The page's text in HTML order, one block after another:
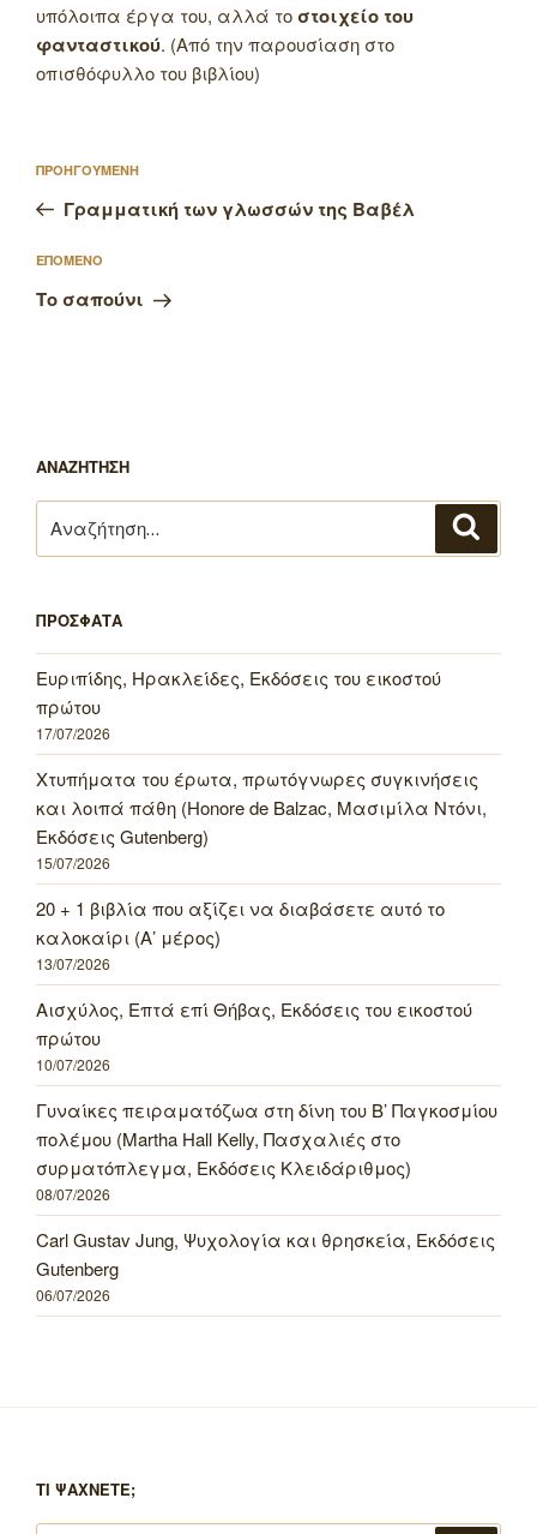
υπόλοιπα έργα του, αλλά το στοιχείο του
φανταστικού. (Από την παρουσίαση στο
οπισθόφυλλο του βιβλίου)
άρθρων
Προηγούμενο
άρθρο
ΠΡΟΗΓΟΥΜΕΝΗ
Γραμματική των γλωσσών της Βαβέλ
Επόμενο
άρθρο
ΕΠΟΜΕΝΟ
Το σαπούνι
ΑΝΑΖΗΤΗΣΗ
για:
ΠΡΟΣΦΑΤΑ
Ευριπίδης, Ηρακλείδες, Εκδόσεις του εικοστού
πρώτου
17/07/2026
Χτυπήματα του έρωτα, πρωτόγνωρες συγκινήσεις
και λοιπά πάθη (Honore de Balzac, Μασιμίλα Ντόνι,
Εκδόσεις Gutenberg)
15/07/2026
20 + 1 βιβλία που αξίζει να διαβάσετε αυτό το
καλοκαίρι (Α’ μέρος)
13/07/2026
Αισχύλος, Επτά επί Θήβας, Εκδόσεις του εικοστού
πρώτου
10/07/2026
Γυναίκες πειραματόζωα στη δίνη του Β’ Παγκοσμίου
πολέμου (Martha Hall Kelly, Πασχαλιές στο
συρματόπλεγμα, Εκδόσεις Κλειδάριθμος)
08/07/2026
Carl Gustav Jung, Ψυχολογία και θρησκεία, Εκδόσεις
Gutenberg
06/07/2026
ΤΙ ΨΑΧΝΕΤΕ;